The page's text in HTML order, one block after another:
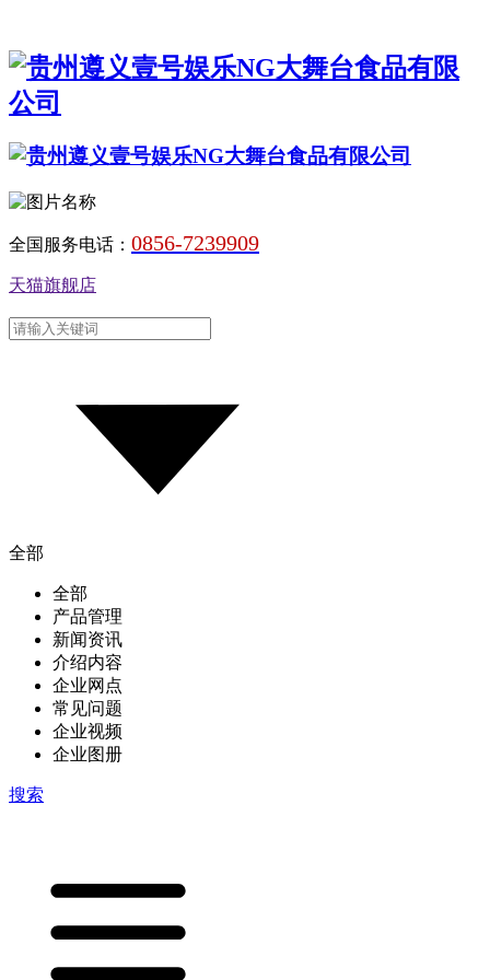
全国服务电话： 0856-7239909
天猫旗舰店
全部
全部
产品管理
新闻资讯
介绍内容
企业网点
常见问题
企业视频
企业图册
搜索